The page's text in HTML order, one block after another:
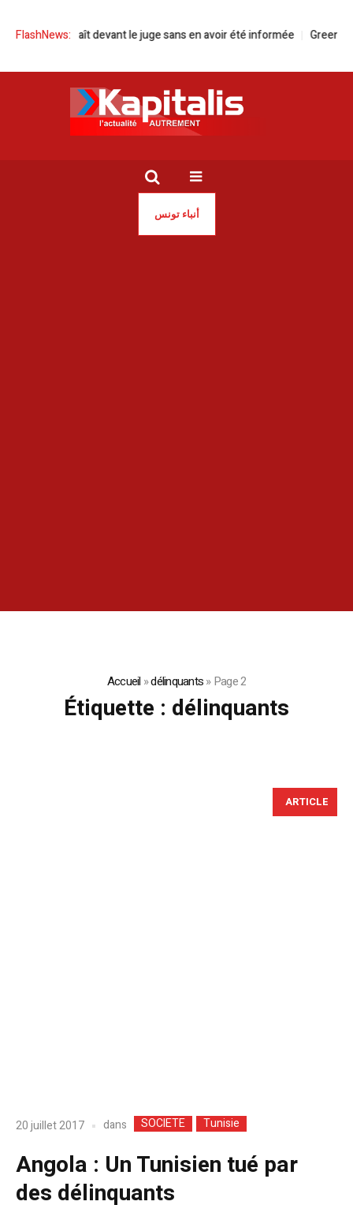
FlashNews:
comparaît devant le juge sans en avoir été informée Green
أنباء تونس
Accueil »délinquants»Page 2
Étiquette : délinquants
ARTICLE
20 juillet 2017 dans SOCIETE Tunisie
Angola : Un Tunisien tué par
des délinquants